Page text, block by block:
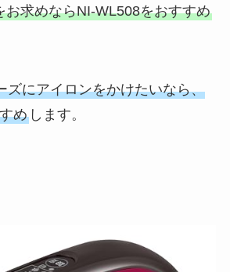
お求めならNI-WL508をおすすめ
ズにアイロンをかけたいなら、
めします。